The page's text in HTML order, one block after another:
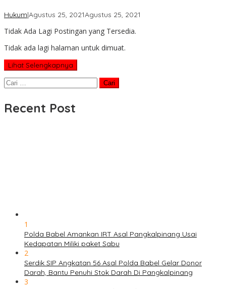
Hukum|Agustus 25, 2021Agustus 25, 2021
Tidak Ada Lagi Postingan yang Tersedia.
Tidak ada lagi halaman untuk dimuat.
Lihat Selengkapnya
Cari
untuk:
Recent Post
1
Polda Babel Amankan IRT Asal Pangkalpinang Usai
Kedapatan Miliki paket Sabu
2
Serdik SIP Angkatan 56 Asal Polda Babel Gelar Donor
Darah, Bantu Penuhi Stok Darah Di Pangkalpinang
3